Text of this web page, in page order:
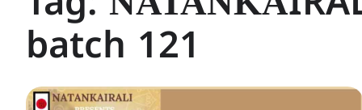
batch 121